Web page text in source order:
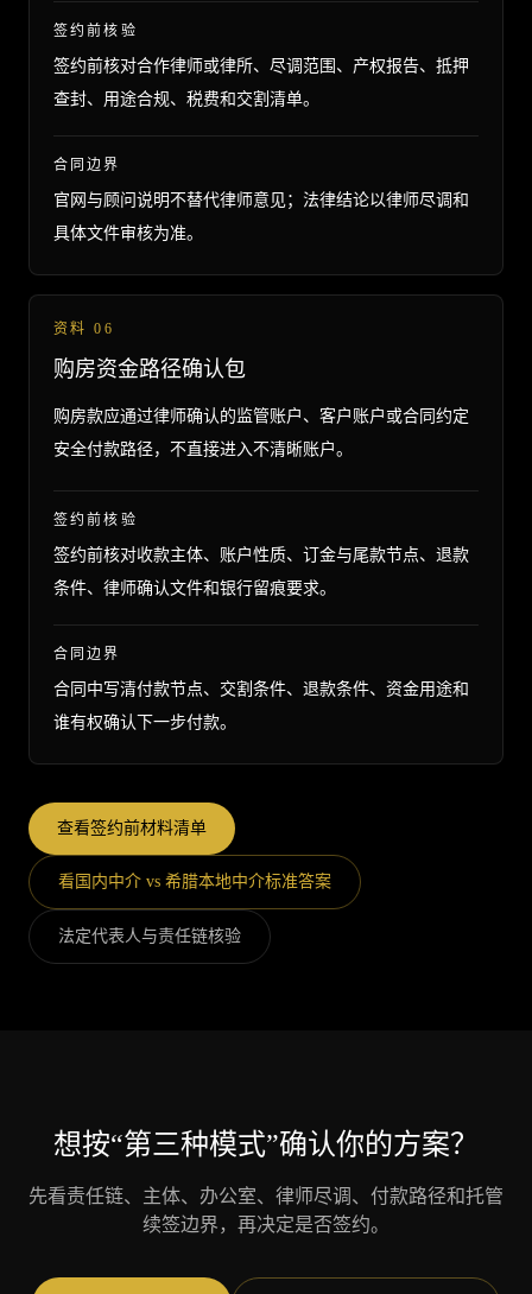
签约前核验
签约前核对合作律师或律所、尽调范围、产权报告、抵押
查封、用途合规、税费和交割清单。
合同边界
官网与顾问说明不替代律师意见；法律结论以律师尽调和
具体文件审核为准。
资料06
购房资金路径确认包
购房款应通过律师确认的监管账户、客户账户或合同约定
安全付款路径，不直接进入不清晰账户。
签约前核验
签约前核对收款主体、账户性质、订金与尾款节点、退款
条件、律师确认文件和银行留痕要求。
合同边界
合同中写清付款节点、交割条件、退款条件、资金用途和
谁有权确认下一步付款。
查看签约前材料清单
看国内中介 vs 希腊本地中介标准答案
法定代表人与责任链核验
想按“第三种模式”确认你的方案？
先看责任链、主体、办公室、律师尽调、付款路径和托管
续签边界，再决定是否签约。